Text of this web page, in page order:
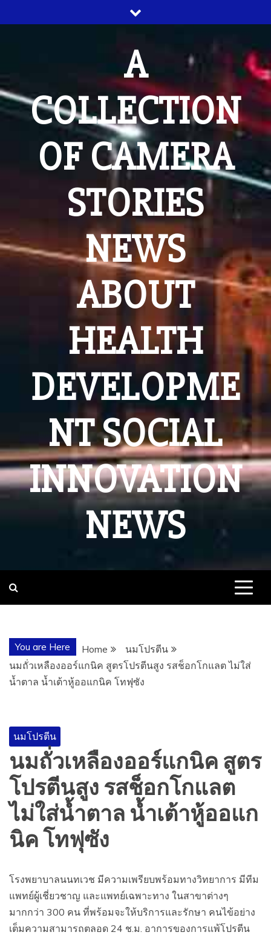
to
A
COLLECTION
OF CAMERA
STORIES
NEWS
ABOUT
HEALTH
DEVELOPME
NT SOCIAL
INNOVATION
NEWS
You are Here Home
นมโปรตีน
นมถั่วเหลืองออร์แกนิค สูตรโปรตีนสูง รสช็อกโกแลต ไม่ใส่
น้ำตาล น้ำเต้าหู้ออแกนิค โทฟุซัง
นมโปรตีน
นมถั่วเหลืองออร์แกนิค สูตร
โปรตีนสูง รสช็อกโกแลต
ไม่ใส่น้ำตาล น้ำเต้าหู้ออแก
นิค โทฟุซัง
โรงพยาบาลนนทเวช มีความเพรียบพร้อมทางวิทยาการ มีทีม
แพทย์ผู้เชี่ยวชาญ และแพทย์เฉพาะทาง ในสาขาต่างๆ
มากกว่า 300 คน ที่พร้อมจะให้บริการและรักษา คนไข้อย่าง
เต็มความสามารถตลอด 24 ช.ม. อาการของการแพ้โปรตีน